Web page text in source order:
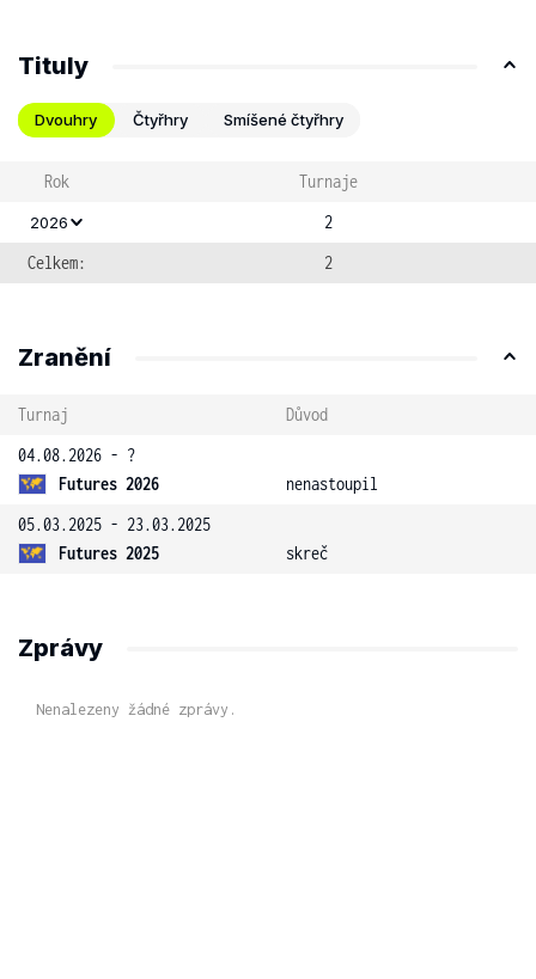
Tituly
Dvouhry Čtyřhry Smíšené čtyřhry
Rok Turnaje
2026
2
Celkem:
2
Zranění
Turnaj
Důvod
04.08.2026 - ?
Futures 2026
nenastoupil
05.03.2025 - 23.03.2025
Futures 2025
skreč
Zprávy
Nenalezeny žádné zprávy.